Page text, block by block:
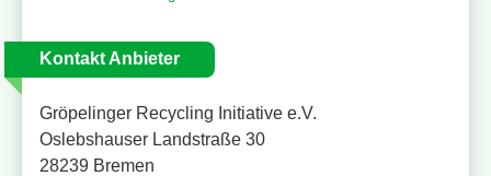
Kontakt Anbieter
Gröpelinger Recycling Initiative e.V.
Oslebshauser Landstraße 30
28239 Bremen